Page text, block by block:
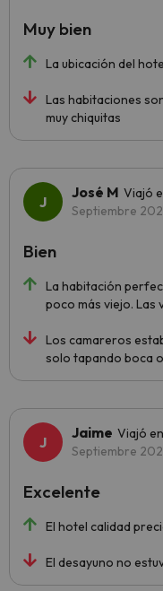
La ubicación del
Las habitaciones
muy chiquitas
Muy bien
José M Viajó
Septiembre
La habitación
poco más viejo. Las
Los camareros
solo tapando boca
Bien
Jaime Viajó
Septiembre
El hotel calidad
El desayuno no
Excelente